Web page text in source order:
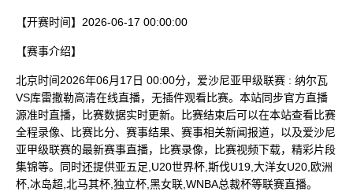
【开赛时间】 2026-06-17 00:00:00
【赛事介绍】
北京时间2026年06月17日 00:00分，爱沙尼亚甲级联赛 : 纳尔瓦
VS库雷撒勒高清在线直播，无插件观看比赛。本站同步官方直播
源准时直播，比赛数据实时更新。比赛结束后可以在本站查看比赛
全程录像、比赛比分、赛事结果、赛事相关新闻报道，以及爱沙尼
亚甲级联赛的最新赛事直播，比赛录像，比赛视频下载，精彩片段
集锦等。同时还提供亚五足,U20世界杯,斯伐U19,大洋女U20,欧洲
杯,冰岛超,北马其杯,独立杯,黑女联,WNBA总裁杯等联赛直播。